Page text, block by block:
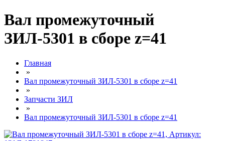
Вал промежуточный
ЗИЛ-5301 в сборе z=41
Главная
»
Вал промежуточный ЗИЛ-5301 в сборе z=41
»
Запчасти ЗИЛ
»
Вал промежуточный ЗИЛ-5301 в сборе z=41